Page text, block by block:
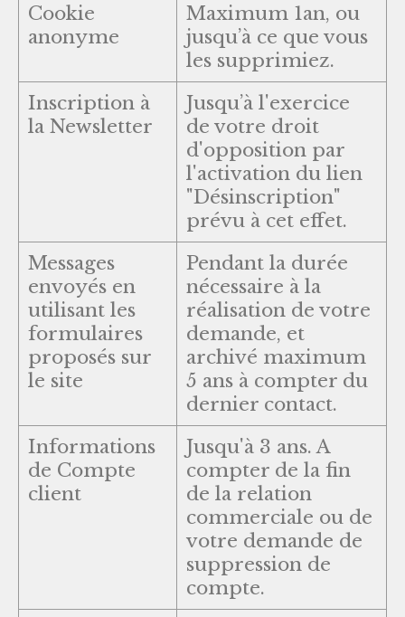
Cookie
anonyme
Maximum 1an, ou
jusqu’à ce que vous
les supprimiez.
Inscription à
la Newsletter
Jusqu’à l'exercice
de votre droit
d'opposition par
l'activation du lien
"Désinscription"
prévu à cet effet.
Messages
envoyés en
utilisant les
formulaires
proposés sur
le site
Pendant la durée
nécessaire à la
réalisation de votre
demande, et
archivé maximum
5 ans à compter du
dernier contact.
Informations
de Compte
client
Jusqu'à 3 ans. A
compter de la fin
de la relation
commerciale ou de
votre demande de
suppression de
compte.